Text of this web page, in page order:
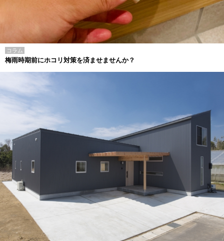
コラム
梅雨時期前にホコリ対策を済ませませんか？